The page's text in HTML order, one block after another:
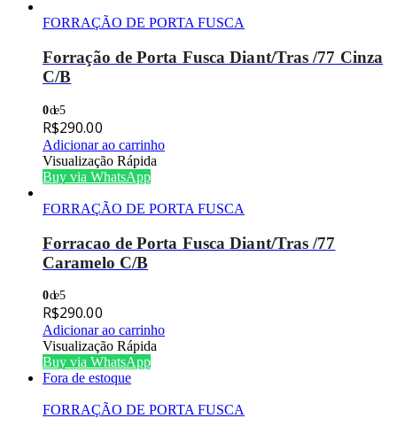
FORRAÇÃO DE PORTA FUSCA
Forração de Porta Fusca Diant/Tras /77 Cinza
C/B
0de 5
R$290.00
Adicionar ao carrinho
Visualização Rápida
Buy via WhatsApp
FORRAÇÃO DE PORTA FUSCA
Forracao de Porta Fusca Diant/Tras /77
Caramelo C/B
0de 5
R$290.00
Adicionar ao carrinho
Visualização Rápida
Buy via WhatsApp
Fora de estoque
FORRAÇÃO DE PORTA FUSCA